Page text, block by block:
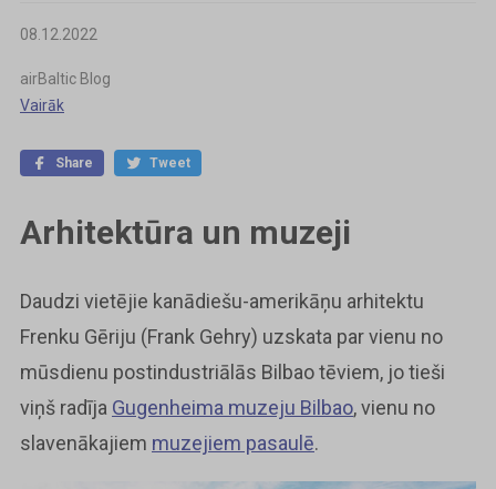
08.12.2022
airBaltic Blog
Vairāk
Share Tweet
Arhitektūra un muzeji
Daudzi vietējie kanādiešu-amerikāņu arhitektu
Frenku Gēriju (Frank Gehry) uzskata par vienu no
mūsdienu postindustriālās Bilbao tēviem, jo tieši
viņš radīja Gugenheima muzeju Bilbao, vienu no
slavenākajiem muzejiem pasaulē.